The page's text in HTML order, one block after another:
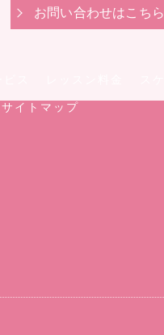
お問い合わせはこちら
サイトマップ